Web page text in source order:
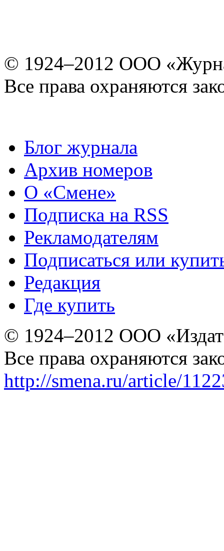
© 1924–2012 ООО
Все права охраняются
Блог журнала
Архив номеров
О «Смене»
Подписка на RSS
Рекламодателям
Подписаться или
Редакция
Где купить
© 1924–2012 ООО
Все права охраняются
http://smena.ru/article/